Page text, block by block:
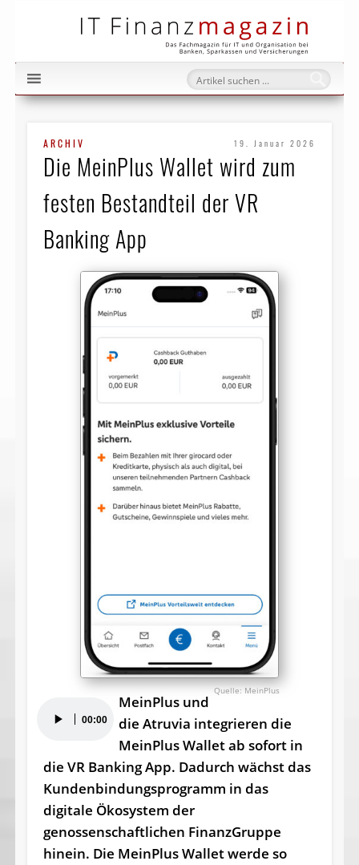
ARCHIV 19. Januar 2026
Die MeinPlus Wallet wird zum
festen Bestandteil der VR
Banking App
MeinPlus
Player 00:00
MeinPlus und
die Atruvia integrieren die
MeinPlus Wallet ab sofort in
die VR Banking App. Dadurch wächst das
Kundenbindungsprogramm in das
digitale Ökosystem der
genossenschaftlichen FinanzGruppe
hinein. Die MeinPlus Wallet werde so